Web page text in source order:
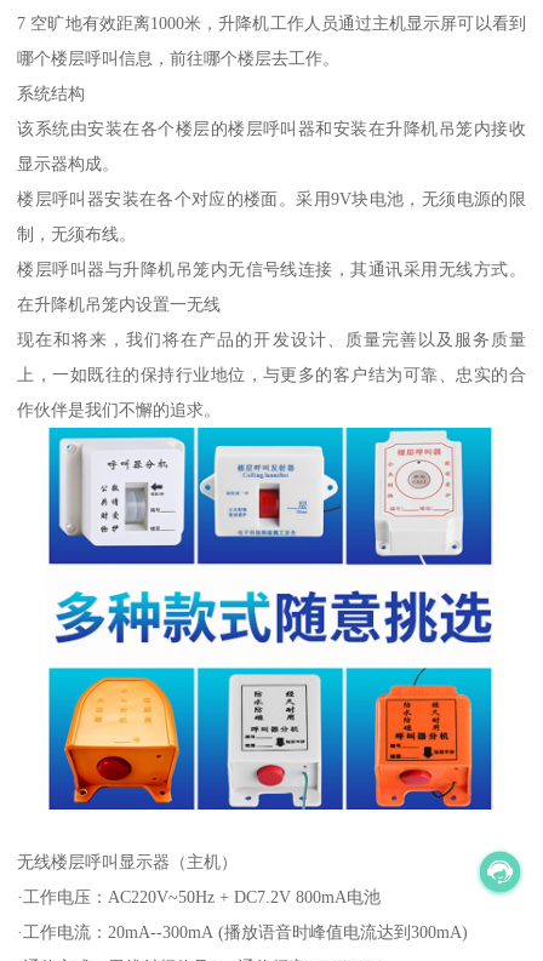
7 空旷地有效距离1000米，升降机工作人员通过主机显示屏可以看到
哪个楼层呼叫信息，前往哪个楼层去工作。
系统结构
该系统由安装在各个楼层的楼层呼叫器和安装在升降机吊笼内接收
显示器构成。
楼层呼叫器安装在各个对应的楼面。采用9V块电池，无须电源的限
制，无须布线。
楼层呼叫器与升降机吊笼内无信号线连接，其通讯采用无线方式。
在升降机吊笼内设置一无线
现在和将来，我们将在产品的开发设计、质量完善以及服务质量
上，一如既往的保持行业地位，与更多的客户结为可靠、忠实的合
作伙伴是我们不懈的追求。
无线楼层呼叫显示器（主机）
·工作电压：AC220V~50Hz + DC7.2V 800mA电池
·工作电流：20mA--300mA (播放语音时峰值电流达到300mA)